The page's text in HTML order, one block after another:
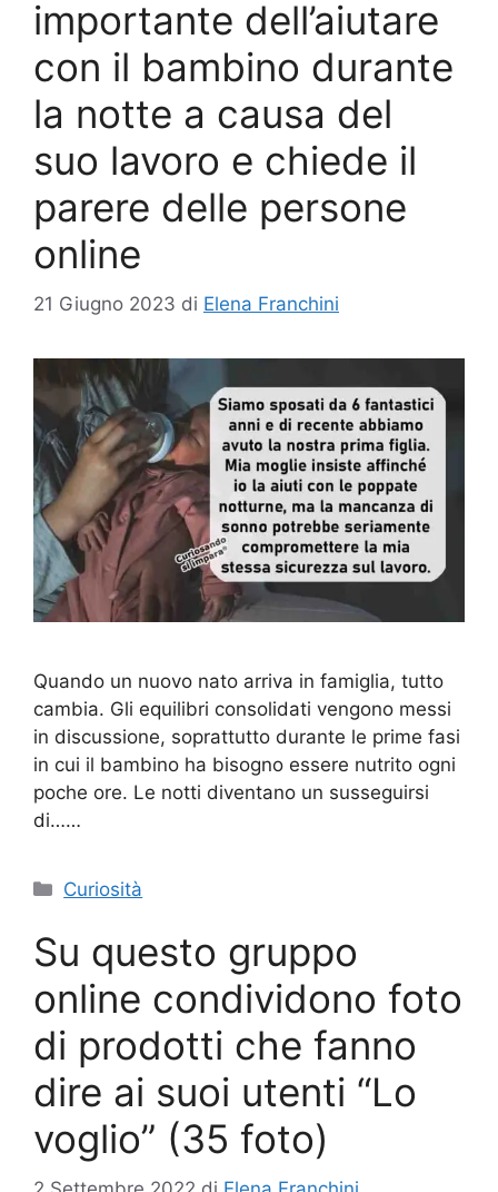
importante dell’aiutare
con il bambino durante
la notte a causa del
suo lavoro e chiede il
parere delle persone
online
21 Giugno 2023 di Elena Franchini
Quando un nuovo nato arriva in famiglia, tutto
cambia. Gli equilibri consolidati vengono messi
in discussione, soprattutto durante le prime fasi
in cui il bambino ha bisogno essere nutrito ogni
poche ore. Le notti diventano un susseguirsi
di……
Categorie
Curiosità
Su questo gruppo
online condividono foto
di prodotti che fanno
dire ai suoi utenti “Lo
voglio” (35 foto)